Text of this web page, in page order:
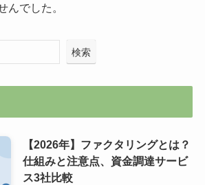
んでした。
検索
【2026年】ファクタリングとは？
仕組みと注意点、資金調達サービ
ス3社比較